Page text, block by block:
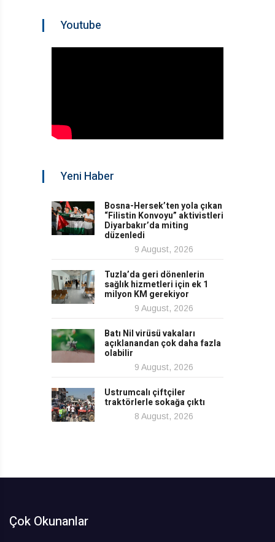
Youtube
Yeni Haber
Bosna-Hersek’ten yola çıkan
“Filistin Konvoyu” aktivistleri
Diyarbakır’da miting
düzenledi
9 August, 2026
Tuzla’da geri dönenlerin
sağlık hizmetleri için ek 1
milyon KM gerekiyor
9 August, 2026
Batı Nil virüsü vakaları
açıklanandan çok daha fazla
olabilir
9 August, 2026
Ustrumcalı çiftçiler
traktörlerle sokağa çıktı
8 August, 2026
Çok Okunanlar